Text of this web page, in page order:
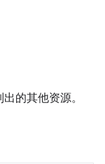
的其他资源。